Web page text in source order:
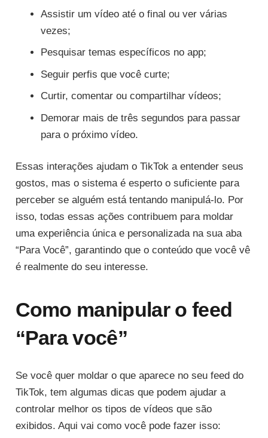
Assistir um vídeo até o final ou ver várias
vezes;
Pesquisar temas específicos no app;
Seguir perfis que você curte;
Curtir, comentar ou compartilhar vídeos;
Demorar mais de três segundos para passar
para o próximo vídeo.
Essas interações ajudam o TikTok a entender seus
gostos, mas o sistema é esperto o suficiente para
perceber se alguém está tentando manipulá-lo. Por
isso, todas essas ações contribuem para moldar
uma experiência única e personalizada na sua aba
“Para Você”, garantindo que o conteúdo que você vê
é realmente do seu interesse.
Como manipular o feed
“Para você”
Se você quer moldar o que aparece no seu feed do
TikTok, tem algumas dicas que podem ajudar a
controlar melhor os tipos de vídeos que são
exibidos. Aqui vai como você pode fazer isso: